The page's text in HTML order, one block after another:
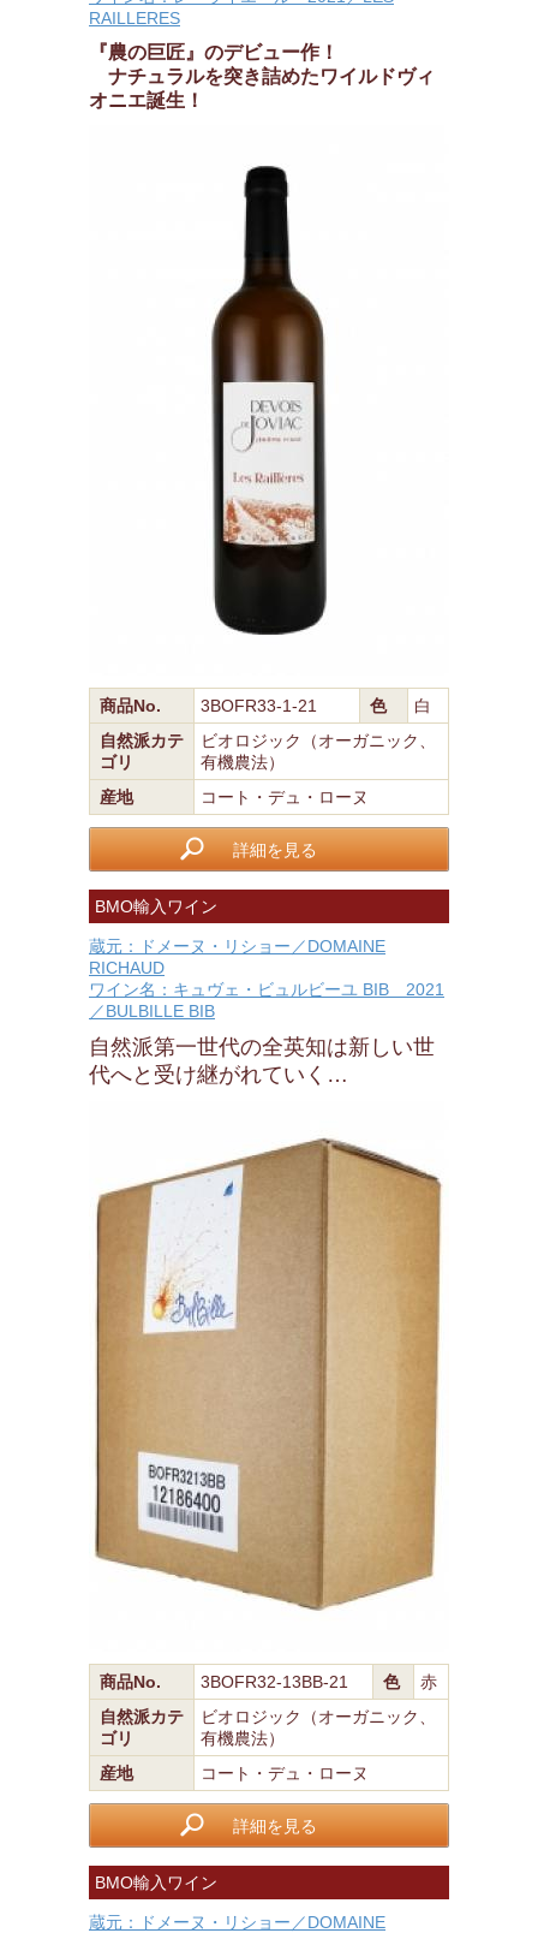
RAILLERES
『農の巨匠』のデビュー作！
ナチュラルを突き詰めたワイルドヴィ
オニエ誕生！
商品No. 3BOFR33-1-21 色
白
自然派カテ
ゴリ
ビオロジック（オーガニック、
有機農法）
産地
コート・デュ・ローヌ
詳細を見る
BMO輸入ワイン
蔵元：ドメーヌ・リショー／DOMAINE
RICHAUD
ワイン名：キュヴェ・ビュルビーユ BIB 2021
／BULBILLE BIB
自然派第一世代の全英知は新しい世
代へと受け継がれていく…
商品No. 3BOFR32-13BB-21 色
赤
自然派カテ
ゴリ
ビオロジック（オーガニック、
有機農法）
産地
コート・デュ・ローヌ
詳細を見る
BMO輸入ワイン
蔵元：ドメーヌ・リショー／DOMAINE